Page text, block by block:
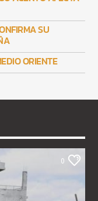
SU
ORIENTE
0